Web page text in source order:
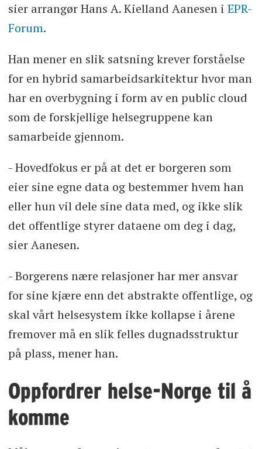
sier arrangør Hans A. Kielland Aanesen i EPR-
Forum.
Han mener en slik satsning krever forståelse
for en hybrid samarbeidsarkitektur hvor man
har en overbygning i form av en public cloud
som de forskjellige helsegruppene kan
samarbeide gjennom.
- Hovedfokus er på at det er borgeren som
eier sine egne data og bestemmer hvem han
eller hun vil dele sine data med, og ikke slik
det offentlige styrer dataene om deg i dag,
sier Aanesen.
- Borgerens nære relasjoner har mer ansvar
for sine kjære enn det abstrakte offentlige, og
skal vårt helsesystem ikke kollapse i årene
fremover må en slik felles dugnadsstruktur
på plass, mener han.
Oppfordrer helse-Norge til å
komme